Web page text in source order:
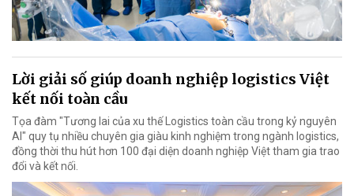
Lời giải số giúp doanh nghiệp logistics Việt
kết nối toàn cầu
Tọa đàm "Tương lai của xu thế Logistics toàn cầu trong kỷ nguyên
AI" quy tụ nhiều chuyên gia giàu kinh nghiệm trong ngành logistics,
đồng thời thu hút hơn 100 đại diện doanh nghiệp Việt tham gia trao
đổi và kết nối.